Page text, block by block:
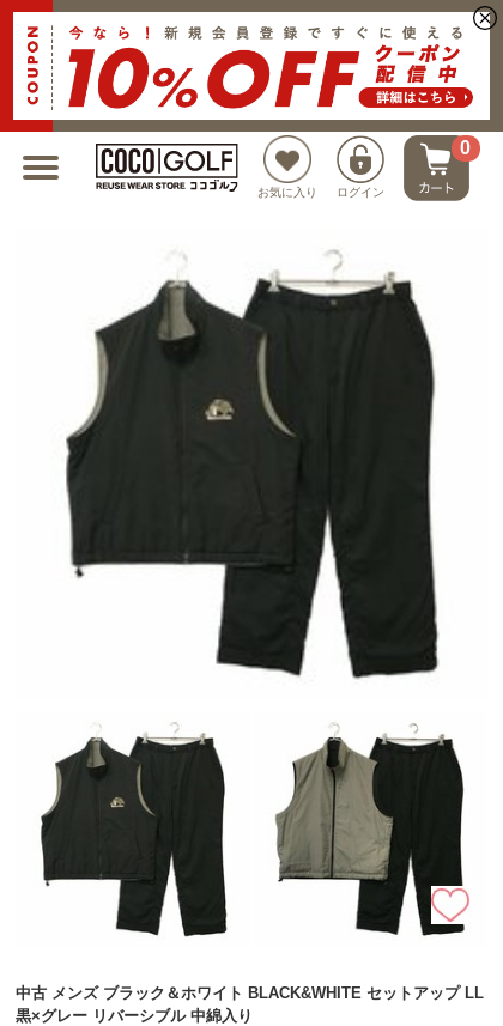
お気に入り ログイン
0
新規会員登録でクーポンプレゼント
中古 メンズ ブラック＆ホワイト BLACK&WHITE セットアップ LL
黒×グレー リバーシブル 中綿入り